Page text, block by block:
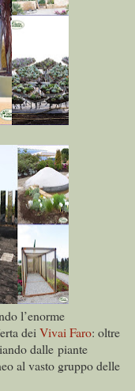
l’enorme
dei Vivai Faro: oltre
dalle piante
al vasto gruppo delle